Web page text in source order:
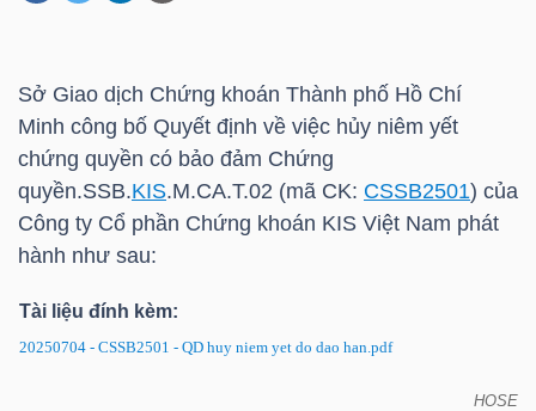
Sở Giao dịch Chứng khoán Thành phố Hồ Chí
Minh công bố Quyết định về việc hủy niêm yết
chứng quyền có bảo đảm Chứng
quyền.SSB.KIS.M.CA.T.02 (mã CK: CSSB2501) của
Công ty Cổ phần Chứng khoán KIS Việt Nam phát
hành như sau:
Tài liệu đính kèm:
20250704 - CSSB2501 - QD huy niem yet do dao han.pdf
HOSE
BẤT
ĐỘNG
SẢN